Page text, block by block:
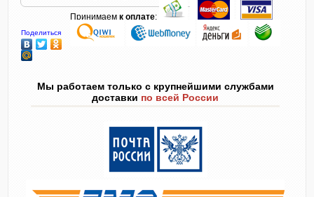
Поделиться
Принимаемк оплате:
Мы работаем только с крупнейшими службами
доставки по всей России